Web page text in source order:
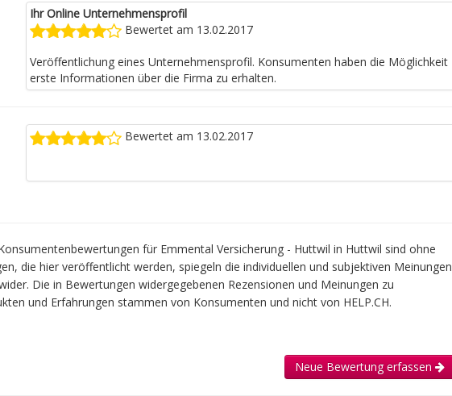
Ihr Online Unternehmensprofil
Bewertet am 13.02.2017
Veröffentlichung eines Unternehmensprofil. Konsumenten haben die Möglichkeit
erste Informationen über die Firma zu erhalten.
Bewertet am 13.02.2017
für Emmental Versicherung - Huttwil in Huttwil sind ohne
die hier veröffentlicht werden, spiegeln die individuellen und subjektiven Meinungen
Die in Bewertungen widergegebenen Rezensionen und Meinungen zu
und Erfahrungen stammen von Konsumenten und nicht von HELP.CH.
Neue Bewertung erfassen